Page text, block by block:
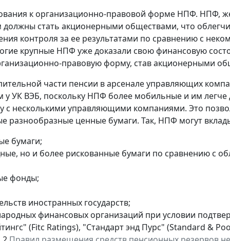
к организационно-правовой форме НПФ. НПФ,
стать акционерными обществами, что
контроля за ее результатами по сравнению с
крупные НПФ уже доказали свою финансовую
правовую форму, став акционерными
части пенсии в арсенале управляющих
УК ВЭБ, поскольку НПФ более мобильные и им
с несколькими управляющими компаниями. Это
разнообразные ценные бумаги. Так, НПФ могут
бумаги;
но и более рискованные бумаги по сравнению с
фонды;
иностранных государств;
финансовых организаций при условии
(Fitc Ratings), "Стандарт энд Пурс" (Standard &